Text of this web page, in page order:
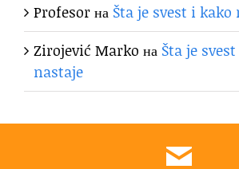
Profesorна Šta je svest i kako
Zirojević Marko на Šta je
nastaje